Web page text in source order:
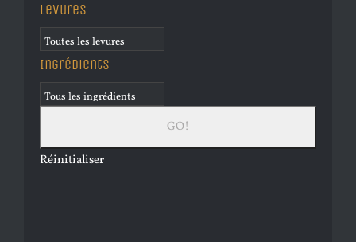
Levures
Ingrédients
Réinitialiser